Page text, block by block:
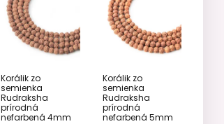
Korálik zo
semienka
Rudraksha
prírodná
nefarbená 4mm
Korálik zo
semienka
Rudraksha
prírodná
nefarbená 5mm